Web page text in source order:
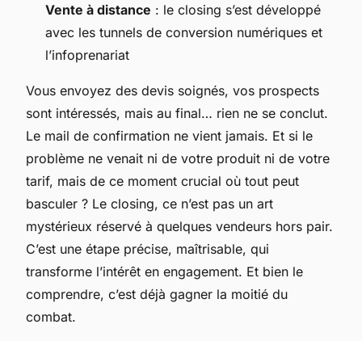
Vente à distance : le closing s’est développé
avec les tunnels de conversion numériques et
l’infoprenariat
Vous envoyez des devis soignés, vos prospects
sont intéressés, mais au final… rien ne se conclut.
Le mail de confirmation ne vient jamais. Et si le
problème ne venait ni de votre produit ni de votre
tarif, mais de ce moment crucial où tout peut
basculer ? Le closing, ce n’est pas un art
mystérieux réservé à quelques vendeurs hors pair.
C’est une étape précise, maîtrisable, qui
transforme l’intérêt en engagement. Et bien le
comprendre, c’est déjà gagner la moitié du
combat.